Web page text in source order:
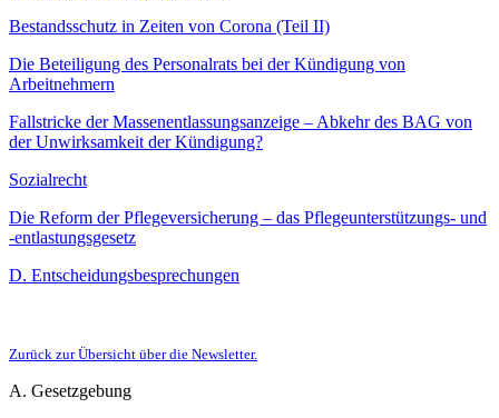
Bestandsschutz in Zeiten von Corona (Teil II)
Die Beteiligung des Personalrats bei der Kündigung von
Arbeitnehmern
Fallstricke der Massenentlassungsanzeige – Abkehr des BAG von
der Unwirksamkeit der Kündigung?
Sozialrecht
Die Reform der Pflegeversicherung – das Pflegeunterstützungs- und
-entlastungsgesetz
D. Entscheidungsbesprechungen
Zurück zur Übersicht über die Newsletter.
A. Gesetzgebung